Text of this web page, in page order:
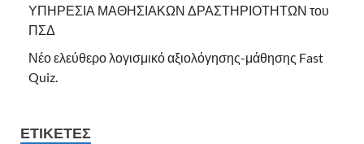
ΥΠΗΡΕΣΙΑ ΜΑΘΗΣΙΑΚΩΝ ΔΡΑΣΤΗΡΙΟΤΗΤΩΝ του
ΠΣΔ
Νέο ελεύθερο λογισμικό αξιολόγησης-μάθησης Fast
Quiz.
ΕΤΙΚΈΤΕΣ